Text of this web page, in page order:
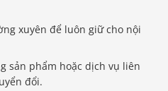
xuyên để luôn giữ cho nội
sản phẩm hoặc dịch vụ liên
đổi.